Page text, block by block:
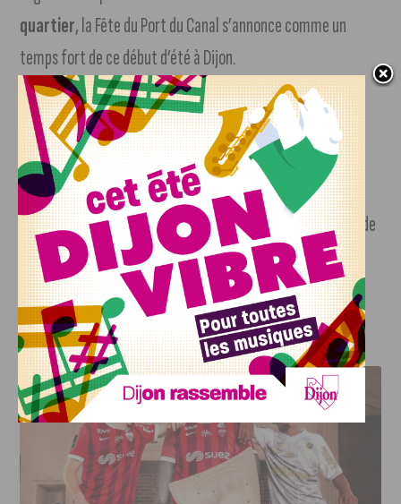
quartier, la Fête du Port du Canal s’annonce comme un
temps fort de ce début d’été à Dijon.
Un nouvel espace vert à découvrir tout l’été
Accessibleen libre accès , leJardin du Port du Canal
devient un véritable écrin de verdure en plein cœur de
Dijon, pensé pour le bien-être des habitants et le respect de
l’environnement. À découvrir ou redécouvrir en famille,
entre amis, ou simplement pour flâner au bord de l’eau.
J'AIME LE DFCO